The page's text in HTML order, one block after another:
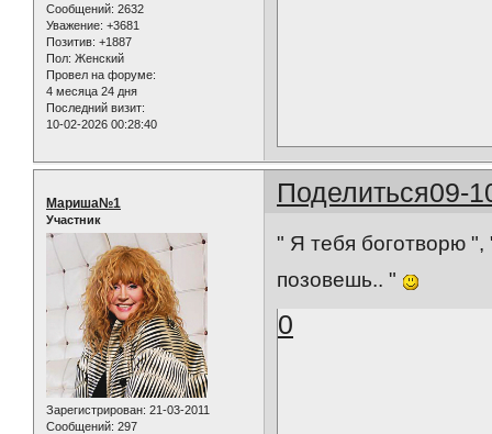
Сообщений: 2632
Уважение: +3681
Позитив: +1887
Пол: Женский
Провел на форуме:
4 месяца 24 дня
Последний визит:
10-02-2026 00:28:40
Поделиться09-
Мариша№1
Участник
Зарегистрирован: 21-03-2011
Сообщений: 297
" Я тебя боготворю
позовешь.. "
0